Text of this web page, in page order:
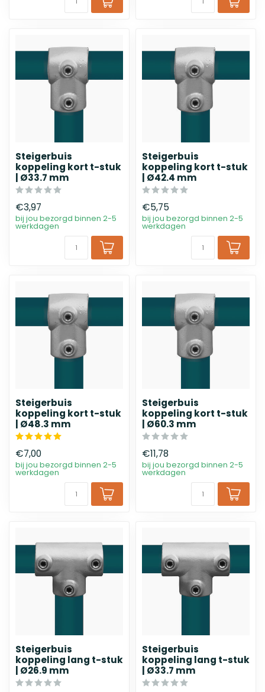
Steigerbuis
koppeling kort t-stuk
| Ø33.7 mm
€3,97
bij jou bezorgd binnen 2-5
werkdagen
Steigerbuis
koppeling kort t-stuk
| Ø42.4 mm
€5,75
bij jou bezorgd binnen 2-5
werkdagen
Steigerbuis
koppeling kort t-stuk
| Ø48.3 mm
€7,00
bij jou bezorgd binnen 2-5
werkdagen
Steigerbuis
koppeling kort t-stuk
| Ø60.3 mm
€11,78
bij jou bezorgd binnen 2-5
werkdagen
Steigerbuis
koppeling lang t-stuk
| Ø26.9 mm
Steigerbuis
koppeling lang t-stuk
| Ø33.7 mm